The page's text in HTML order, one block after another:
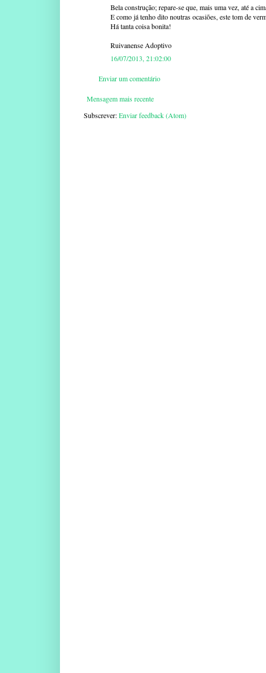
Bela construção; repare-se que, mais uma vez, até a
E como já tenho dito noutras ocasiões, este tom de
Há tanta coisa bonita!
Ruivanense Adoptivo
16/07/2013, 21:02:00
Enviar um comentário
Mensagem mais recente
Subscrever:Enviar feedback (Atom)